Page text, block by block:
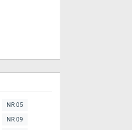
NR 05
NR 09